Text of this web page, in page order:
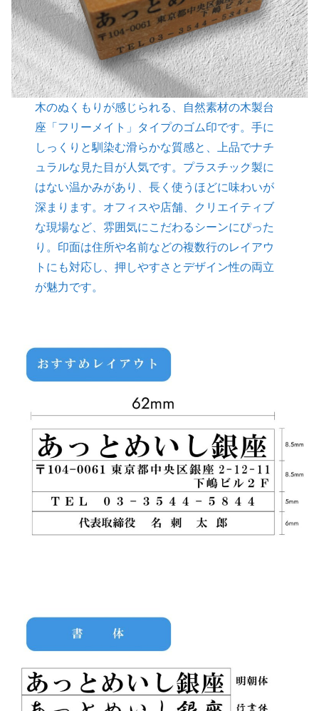
木のぬくもりが感じられる、自然素材の木製台
座「フリーメイト」タイプのゴム印です。手に
しっくりと馴染む滑らかな質感と、上品でナチ
ュラルな見た目が人気です。プラスチック製に
はない温かみがあり、長く使うほどに味わいが
深まります。オフィスや店舗、クリエイティブ
な現場など、雰囲気にこだわるシーンにぴった
り。印面は住所や名前などの複数行のレイアウ
トにも対応し、押しやすさとデザイン性の両立
が魅力です。